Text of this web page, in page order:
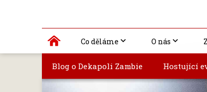
Co děláme O nás
Blog o Dekapoli Zambie Hostující